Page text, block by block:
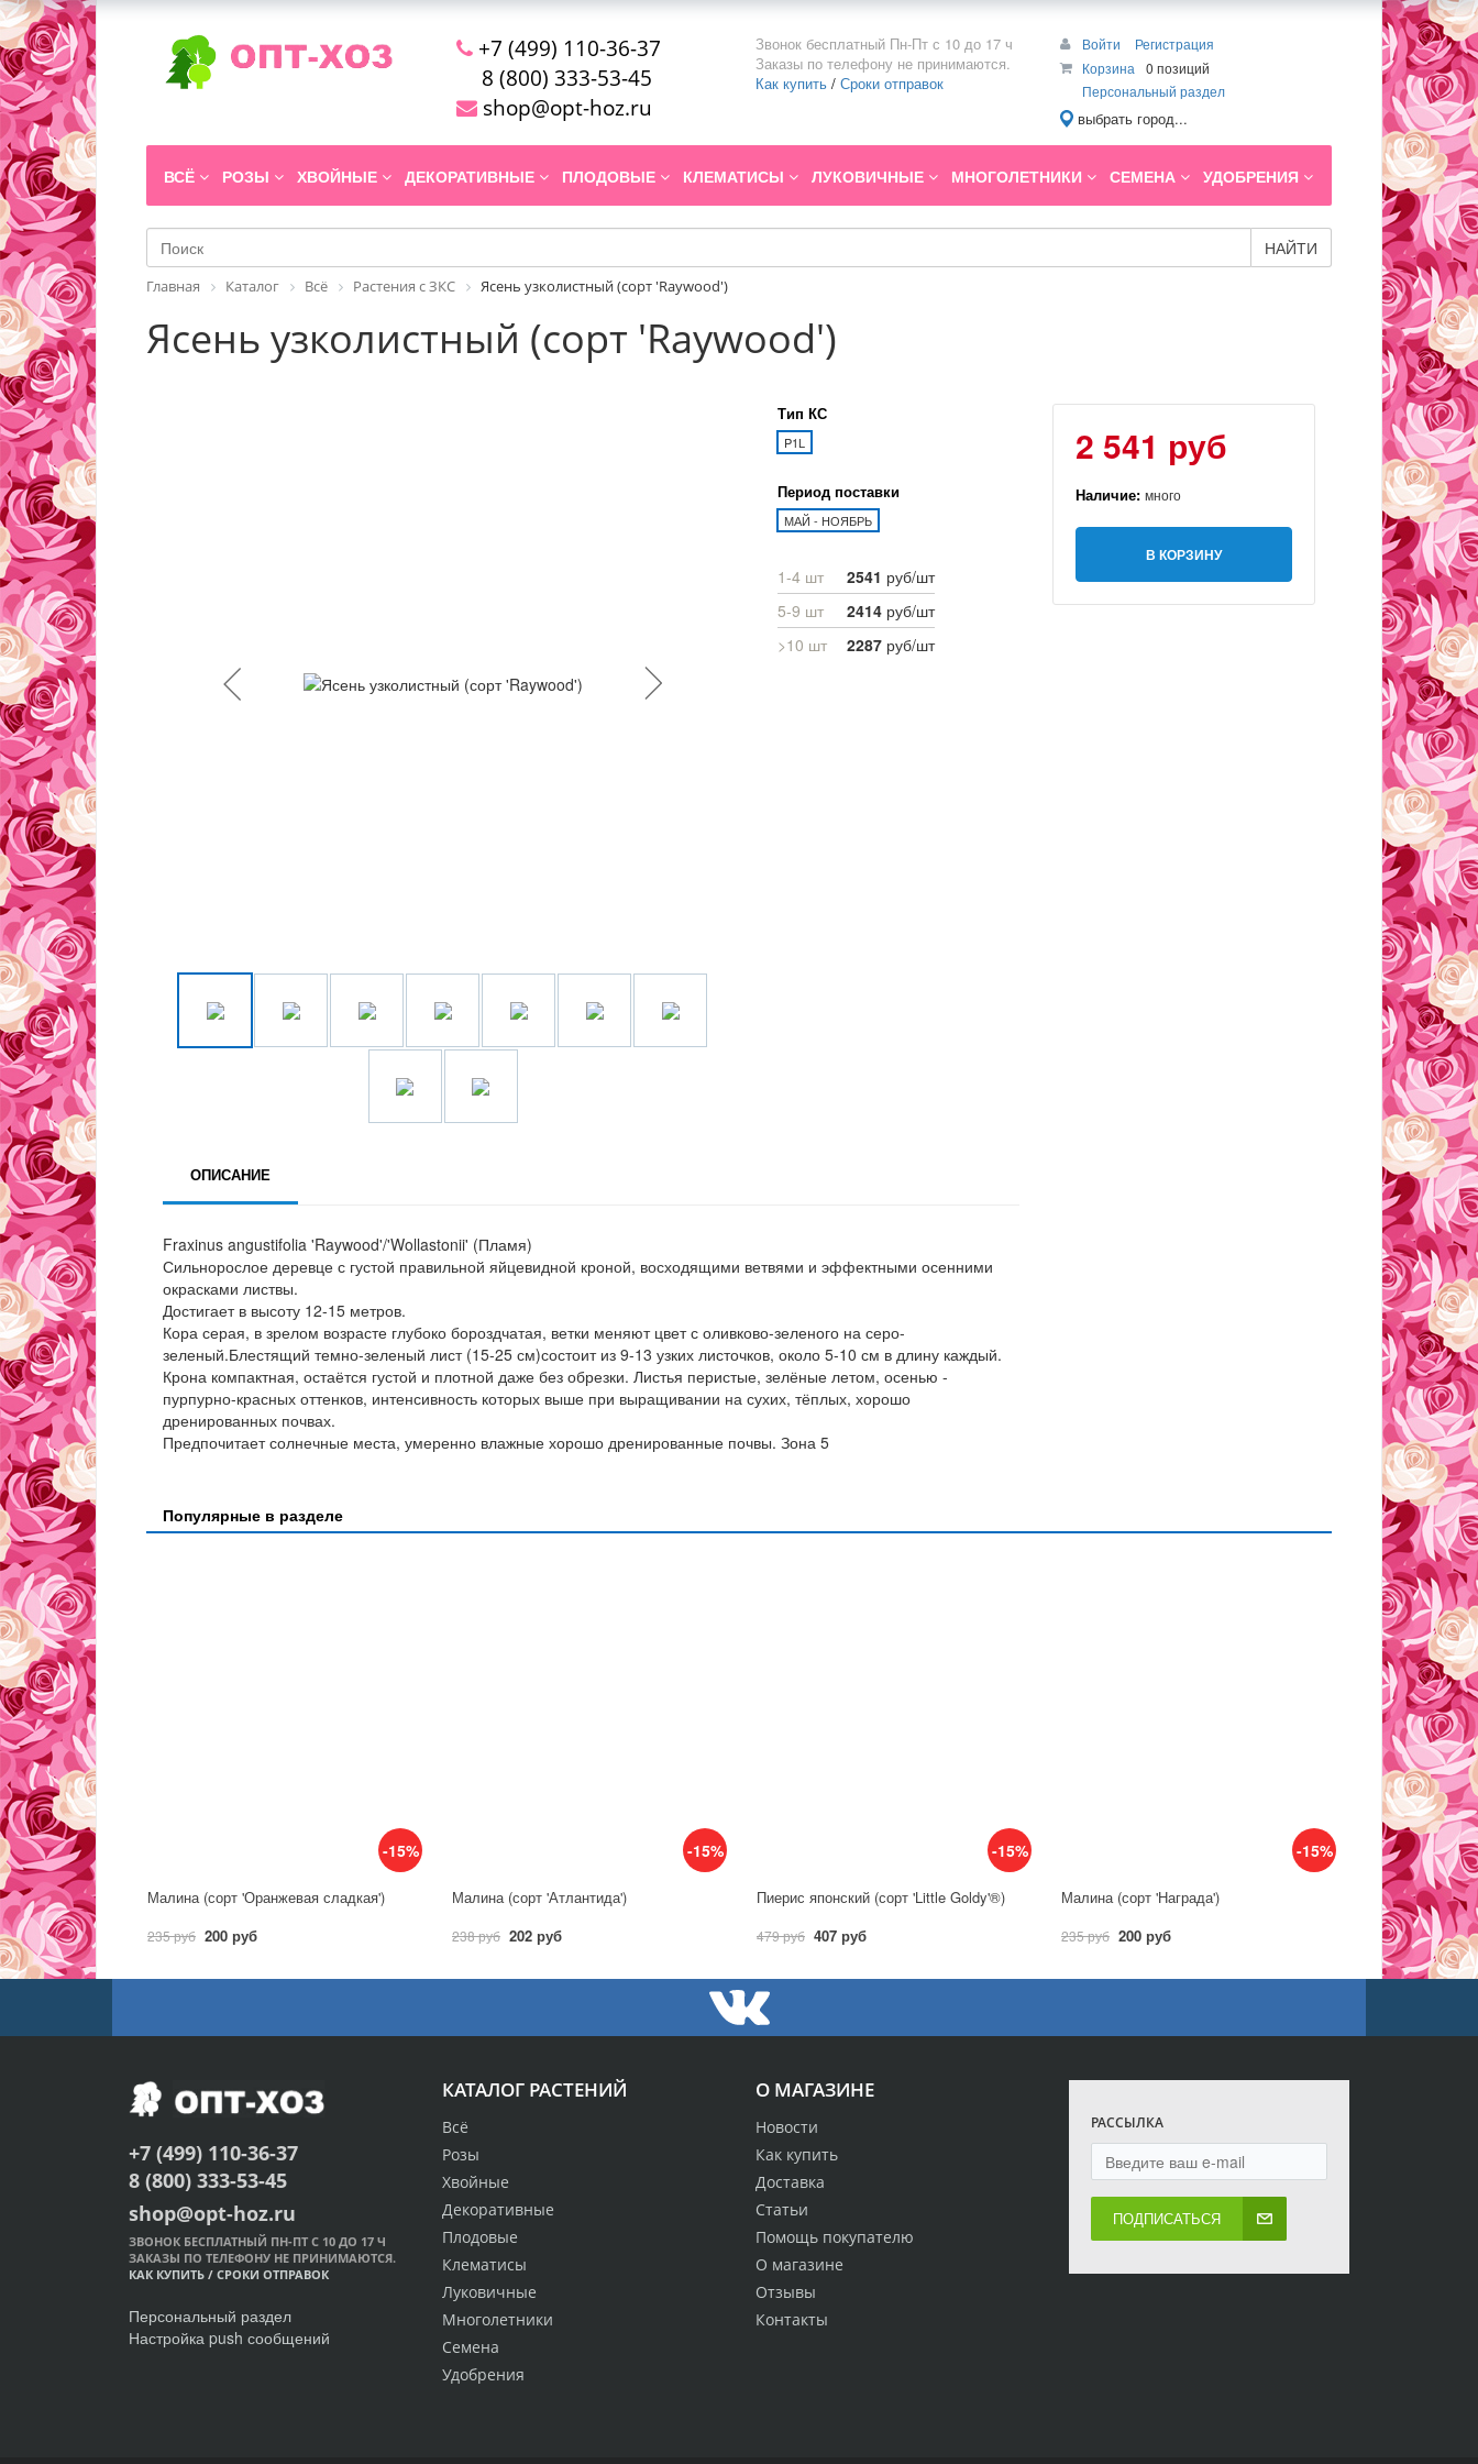
+7 (499) 110-36-37
8 (800) 333-53-45
shop@opt-hoz.ru
Звонок бесплатный Пн-Пт с 10 до 17 ч
Заказы по телефону не принимаются.
Как купить / Сроки отправок
Войти
Регистрация
Корзина
0 позиций
Персональный раздел
выбрать город...
ВСЁ РОЗЫ ХВОЙНЫЕ ДЕКОРАТИВНЫЕ ПЛОДОВЫЕ КЛЕМАТИСЫ ЛУКОВИЧНЫЕ МНОГОЛЕТНИКИ СЕМЕНА УДОБРЕНИЯ
НАЙТИ
Главная Каталог Всё Растения с ЗКС Ясень узколистный (сорт 'Raywood')
Ясень узколистный (сорт 'Raywood')
Тип КС
P1L
Период поставки
МАЙ - НОЯБРЬ
1-4 шт 2541 руб/шт
5-9 шт
2414 руб/шт
>10 шт
2287 руб/шт
2 541 руб
Наличие: много
В КОРЗИНУ
ОПИСАНИЕ
Fraxinus angustifolia 'Raywood'/'Wollastonii' (Пламя)
Сильнорослое деревце с густой правильной яйцевидной кроной, восходящими ветвями и эффектными осенними
окрасками листвы.
Достигает в высоту 12-15 метров.
Кора серая, в зрелом возрасте глубоко бороздчатая, ветки меняют цвет с оливково-зеленого на серо-
зеленый.Блестящий темно-зеленый лист (15-25 см)состоит из 9-13 узких листочков, около 5-10 см в длину каждый.
Крона компактная, остаётся густой и плотной даже без обрезки. Листья перистые, зелёные летом, осенью -
пурпурно-красных оттенков, интенсивность которых выше при выращивании на сухих, тёплых, хорошо
дренированных почвах.
Предпочитает солнечные места, умеренно влажные хорошо дренированные почвы. Зона 5
Популярные в разделе
-15%
Малина (сорт 'Оранжевая сладкая')
235 руб 200 руб
-15%
Малина (сорт 'Атлантида')
238 руб 202 руб
-15%
Пиерис японский (сорт 'Little Goldy'®)
479 руб 407 руб
-15%
Малина (сорт 'Награда')
235 руб 200 руб
О МАГАЗИНЕ
Новости
Как купить
Доставка
Статьи
Помощь покупателю
О магазине
Отзывы
Контакты
КАТАЛОГ РАСТЕНИЙ
Всё
Розы
Хвойные
Декоративные
Плодовые
Клематисы
Луковичные
Многолетники
Семена
Удобрения
РАССЫЛКА
ПОДПИСАТЬСЯ
+7 (499) 110-36-37
8 (800) 333-53-45
shop@opt-hoz.ru
ЗВОНОК БЕСПЛАТНЫЙ ПН-ПТ С 10 ДО 17 Ч
ЗАКАЗЫ ПО ТЕЛЕФОНУ НЕ ПРИНИМАЮТСЯ.
КАК КУПИТЬ / СРОКИ ОТПРАВОК
Персональный раздел
Настройка push сообщений